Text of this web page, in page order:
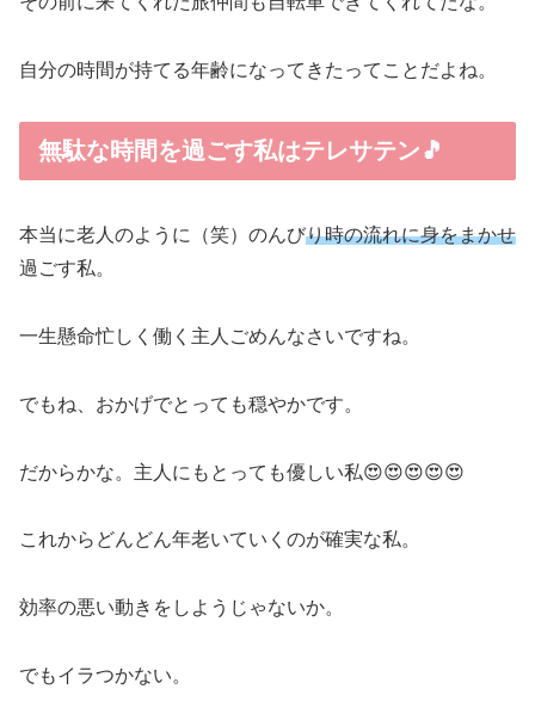
自分の時間が持てる年齢になってきたってことだよね。
無駄な時間を過ごす私はテレサテン🎵
本当に老人のように（笑）のんびり時の流れに身をまかせ
過ごす私。
一生懸命忙しく働く主人ごめんなさいですね。
でもね、おかげでとっても穏やかです。
だからかな。主人にもとっても優しい私😍😍😍😍😍
これからどんどん年老いていくのが確実な私。
効率の悪い動きをしようじゃないか。
でもイラつかない。